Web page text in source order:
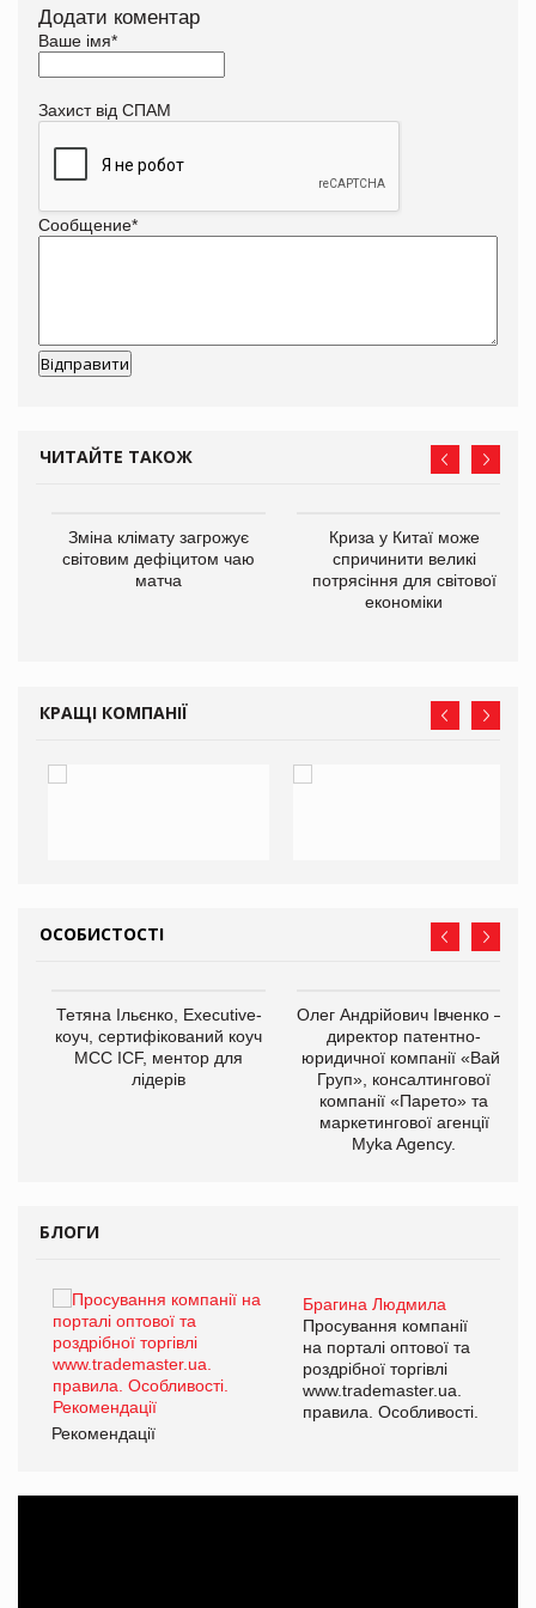
Додати коментар
Ваше імя*
Захист від СПАМ
Сообщение*
ЧИТАЙТЕ ТАКОЖ
Зміна клімату загрожує
світовим дефіцитом чаю
матча
Криза у Китаї може
спричинити великі
потрясіння для світової
економіки
КРАЩІ КОМПАНІЇ
ОСОБИСТОСТІ
Тетяна Ільєнко, Executive-
коуч, сертифікований коуч
МСС ICF, ментор для
лідерів
Олег Андрійович Івченко —
директор патентно-
юридичної компанії «Вайз
Груп», консалтингової
компанії «Парето» та
маркетингової агенції
Myka Agency.
БЛОГИ
Брагина Людмила
Просування компанії
на порталі оптової та
роздрібної торгівлі
www.trademaster.ua.
правила. Особливості.
Рекомендації